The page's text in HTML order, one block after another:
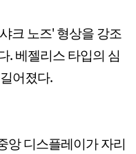
크 노즈' 형상을 강조
. 베젤리스 타입의 심
어졌다.
앙 디스플레이가 자리